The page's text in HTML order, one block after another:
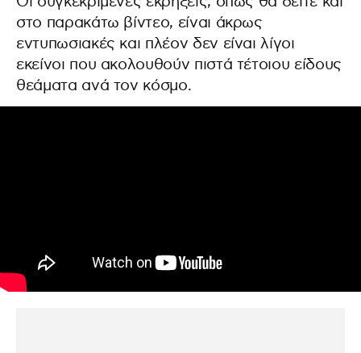
στο παρακάτω βίντεο, είναι άκρως
εντυπωσιακές και πλέον δεν είναι λίγοι
εκείνοι που ακολουθούν πιστά τέτοιου είδους
θεάματα ανά τον κόσμο.